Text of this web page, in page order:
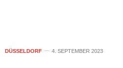
DÜSSELDORF 4. SEPTEMBER 2023